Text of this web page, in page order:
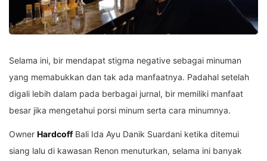
Selama ini, bir mendapat stigma negative sebagai minuman
yang memabukkan dan tak ada manfaatnya. Padahal setelah
digali lebih dalam pada berbagai jurnal, bir memiliki manfaat
besar jika mengetahui porsi minum serta cara minumnya.
Owner HardcoffBali Ida Ayu Danik Suardani ketika ditemui
siang lalu di kawasan Renon menuturkan, selama ini banyak